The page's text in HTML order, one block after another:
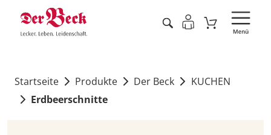
Startseite Produkte Der Beck
KUCHEN
Erdbeerschnitte